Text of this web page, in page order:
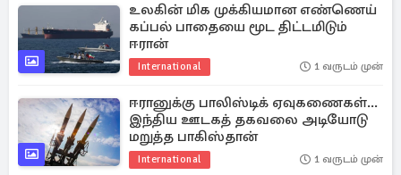
உலகின் மிக முக்கியமான எண்ணெய்
கப்பல் பாதையை மூட திட்டமிடும்
ஈரான்
International 1 வருடம் முன்
ஈரானுக்கு பாலிஸ்டிக் ஏவுகணைகள்...
இந்திய ஊடகத் தகவலை அடியோடு
மறுத்த பாகிஸ்தான்
International 1 வருடம் முன்